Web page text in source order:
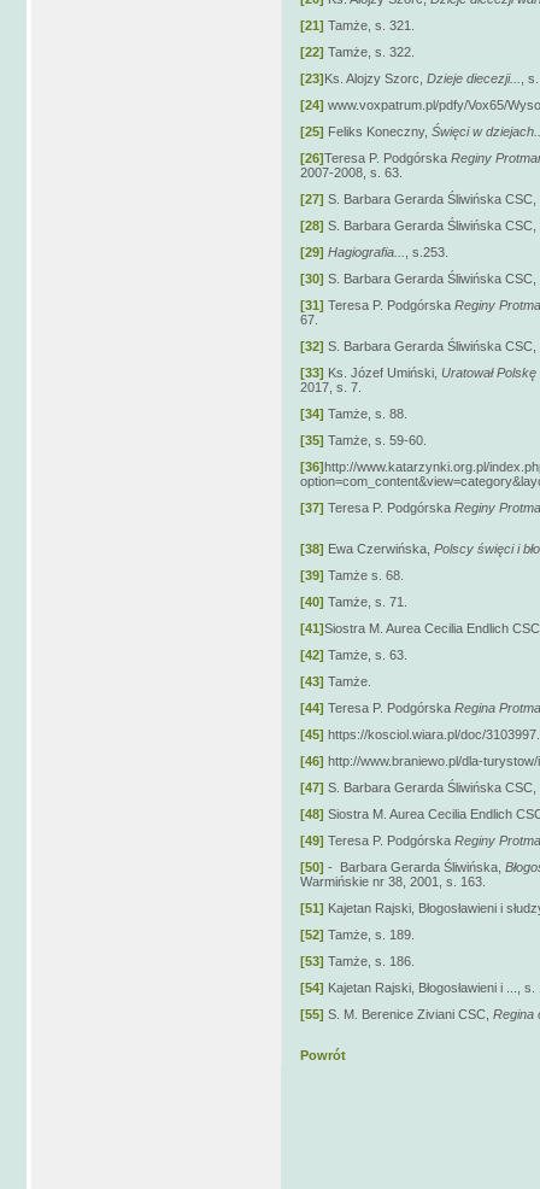
[21] Tamże, s. 321.
[22] Tamże, s. 322.
[23]Ks. Alojzy Szorc, Dzieje diecezji...
,
[24] www.voxpatrum.pl/pdfy/Vox65/
[25] Feliks Koneczny, Święci w
[26]Teresa P. Podgórska Reginy
2007-
[27] S. Barbara Gerarda Śliwińska CSC,
[28] S. Barbara Gerarda Śliwińska CSC,
[29] Hagiografia...
, s.253.
[30] S. Barbara Gerarda Śliwińska CSC,
[31] Teresa P. Podgórska Reginy
[32] S. Barbara Gerarda Śliwińska CSC,
[33] Ks. Józef Umiński, Uratował
2017, s. 7.
[34] Tamże, s. 88.
[35] Tamże, s. 59-60.
[36]http://www.katarzynki.org.pl/
[37] Teresa P. Podgórska Reginy
[38] Ewa Czerwińska, Polscy święci i
[39] Tamże s. 68.
[40] Tamże, s. 71.
[41]Siostra M. Aurea Cecilia Endlich
[42] Tamże, s. 63.
[43] Tamże.
[44] Teresa P. Podgórska Regina
[45] https://kosciol.wiara.pl/doc/
[46] http://www.braniewo.pl/dla-
[47] S. Barbara Gerarda Śliwińska CSC,
[48] Siostra M. Aurea Cecilia Endlich
[49] Teresa P. Podgórska Reginy
[50] - Barbara Gerarda Śliwińska,
Warmińskie nr 38, 2001, s. 163.
[51] Kajetan Rajski, Błogosławieni i
[52] Tamże, s. 189.
[53] Tamże, s. 186.
[54] Kajetan Rajski, Błogosławieni i ...,
[55] S. M. Berenice Ziviani CSC, Regina
Powrót